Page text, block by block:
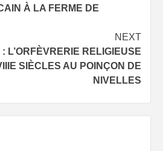
À LA FERME DE
NEXT
L’ORFÈVRERIE RELIGIEUSE
SIÈCLES AU POINÇON DE
NIVELLES